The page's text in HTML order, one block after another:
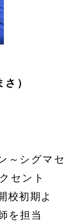
）
～シグマセ
セント
初期よ
を担当